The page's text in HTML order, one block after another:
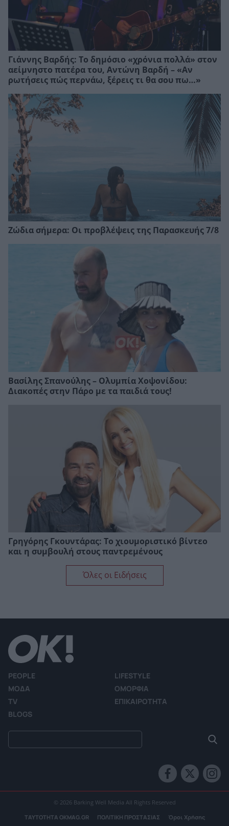
Γιάννης Βαρδής: Το δημόσιο «χρόνια πολλά» στον
αείμνηστο πατέρα του, Αντώνη Βαρδή – «Αν
ρωτήσεις πώς περνάω, ξέρεις τι θα σου πω…»
Ζώδια σήμερα: Οι προβλέψεις της Παρασκευής 7/8
Βασίλης Σπανούλης – Ολυμπία Χοψονίδου:
Διακοπές στην Πάρο με τα παιδιά τους!
Γρηγόρης Γκουντάρας: Το χιουμοριστικό βίντεο
και η συμβουλή στους παντρεμένους
Όλες οι Ειδήσεις
PEOPLE
LIFESTYLE
ΜΟΔΑ
ΟΜΟΡΦΙΑ
TV
ΕΠΙΚΑΙΡΟΤΗΤΑ
BLOGS
© 2026 Barking Well Media All Rights Reserved
ΤΑΥΤΟΤΗΤΑ OKMAG.GR ΠΟΛΙΤΙΚΗ ΠΡΟΣΤΑΣΙΑΣ Όροι Χρήσης